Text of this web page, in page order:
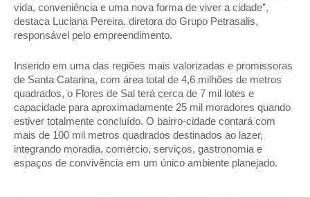
vida, conveniência e uma nova forma de viver a cidade”,
destaca Luciana Pereira, diretora do Grupo Petrasalis,
responsável pelo empreendimento.
Inserido em uma das regiões mais valorizadas e promissoras
de Santa Catarina, com área total de 4,6 milhões de metros
quadrados, o Flores de Sal terá cerca de 7 mil lotes e
capacidade para aproximadamente 25 mil moradores quando
estiver totalmente concluído. O bairro-cidade contará com
mais de 100 mil metros quadrados destinados ao lazer,
integrando moradia, comércio, serviços, gastronomia e
espaços de convivência em um único ambiente planejado.